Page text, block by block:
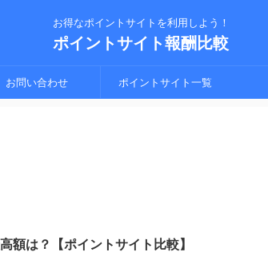
お得なポイントサイトを利用しよう！
ポイントサイト報酬比較
お問い合わせ ポイントサイト一覧
額は？【ポイントサイト比較】